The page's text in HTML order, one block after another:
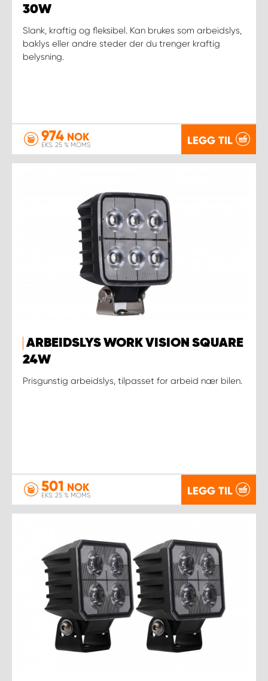
30W
Slank, kraftig og fleksibel. Kan brukes som arbeidslys,
baklys eller andre steder der du trenger kraftig
belysning.
974 NOK
EKS. 25 % MOMS LEGG TIL
ARBEIDSLYS WORK VISION SQUARE
24W
Prisgunstig arbeidslys, tilpasset for arbeid nær bilen.
501 NOK
EKS. 25 % MOMS LEGG TIL